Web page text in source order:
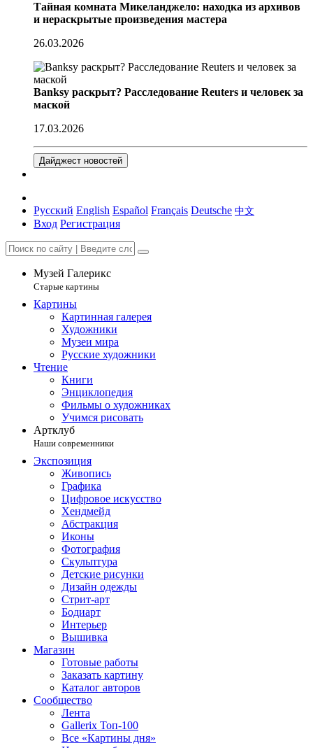
Тайная комната Микеланджело: находка из архивов
и нераскрытые произведения мастера
26.03.2026
Banksy раскрыт? Расследование Reuters и человек за
маской
17.03.2026
Дайджест новостей
Русский English Español Français Deutsche 中文
Вход Регистрация
Музей Галерикс
Старые картины
Картины
Картинная галерея
Художники
Музеи мира
Русские художники
Чтение
Книги
Энциклопедия
Фильмы о художниках
Учимся рисовать
Артклуб
Наши современники
Экспозиция
Живопись
Графика
Цифровое искусство
Хендмейд
Абстракция
Иконы
Фотография
Скульптура
Детские рисунки
Дизайн одежды
Стрит-арт
Бодиарт
Интерьер
Вышивка
Магазин
Готовые работы
Заказать картину
Каталог авторов
Сообщество
Лента
Gallerix Топ-100
Все «Картины дня»